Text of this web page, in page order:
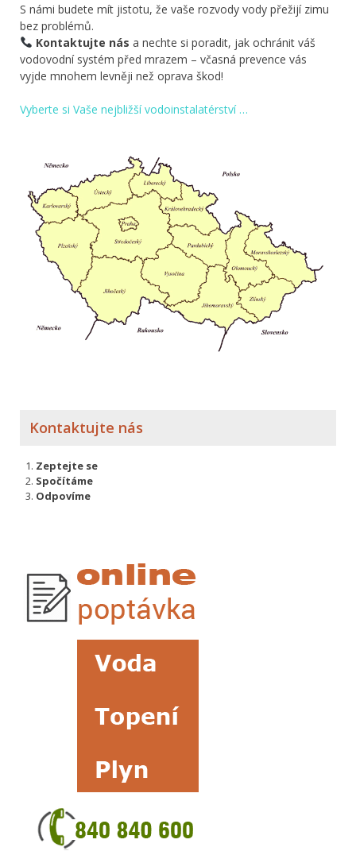
S námi budete mít jistotu, že vaše rozvody vody přežijí zimu
bez problémů.
Kontaktujte nás a nechte si poradit, jak ochránit váš
vodovodní systém před mrazem – včasná prevence vás
vyjde mnohem levněji než oprava škod!
Vyberte si Vaše nejbližší vodoinstalatérství …
Kontaktujte nás
Zeptejte se
Spočítáme
Odpovíme